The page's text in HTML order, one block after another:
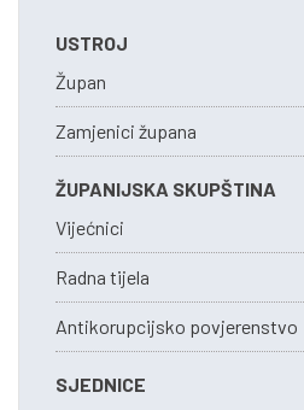
USTROJ
Župan
Zamjenici župana
ŽUPANIJSKA SKUPŠTINA
Vijećnici
Radna tijela
Antikorupcijsko povjerenstvo
SJEDNICE